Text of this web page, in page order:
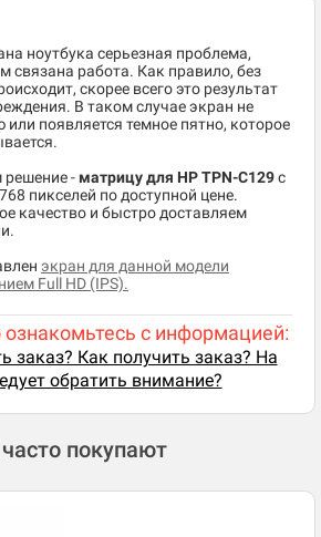
ноутбука серьезная проблема,
связана работа. Как правило, без
скорее всего это результат
В таком случае экран не
или появляется темное пятно, которое
- матрицу для HP TPN-C129c
пикселей по доступной цене.
качество и быстро доставляем
экран для данной модели
Full HD (IPS).
ознакомьтесь с информацией:
заказ? Как получить заказ? На
обратить внимание?
покупают